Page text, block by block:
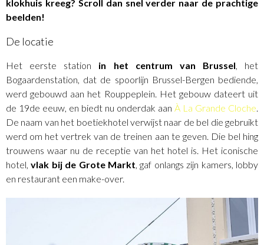
klokhuis kreeg? Scroll dan snel verder naar de prachtige
beelden!
De locatie
Het eerste station in het centrum van Brussel, het
Bogaardenstation, dat de spoorlijn Brussel-Bergen bediende,
werd gebouwd aan het Rouppeplein. Het gebouw dateert uit
de 19de eeuw, en biedt nu onderdak aan À La Grande Cloche.
De naam van het boetiekhotel verwijst naar de bel die gebruikt
werd om het vertrek van de treinen aan te geven. Die bel hing
trouwens waar nu de receptie van het hotel is. Het iconische
hotel,vlak bij de Grote Markt, gaf onlangs zijn kamers, lobby
en restaurant een make-over.